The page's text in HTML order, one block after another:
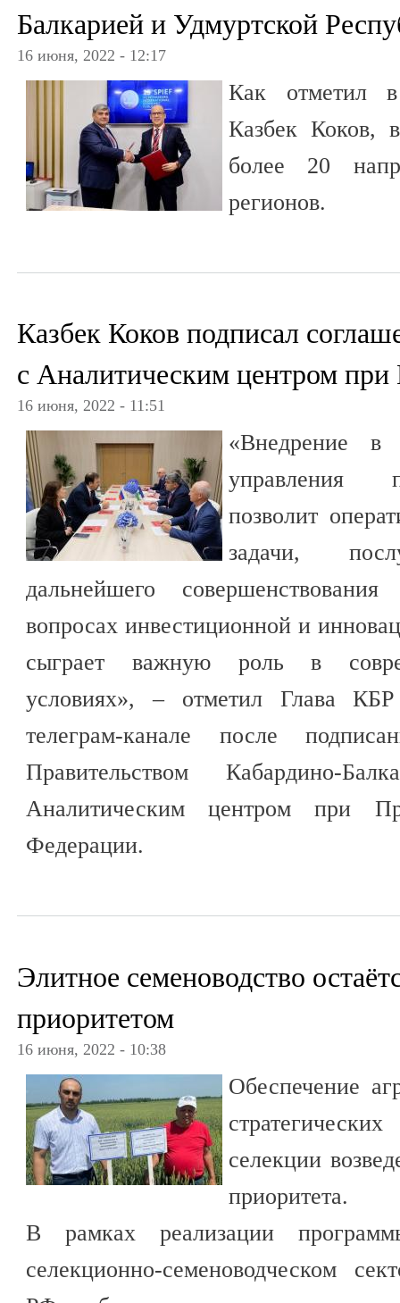
Балкарией и Удмуртской
16 июня, 2022 - 12:17
Как отметил в
Казбек Коков,
более 20
регионов.
Казбек Коков подписал
с Аналитическим центром при
16 июня, 2022 - 11:51
«Внедрение в
управления
позволит
задачи,
дальнейшего
вопросах инвестиционной и
сыграет важную роль в
условиях», – отметил Глава
телеграм-канале после
Правительством Кабардино-
Аналитическим центром при
Федерации.
Элитное семеноводство
приоритетом
16 июня, 2022 - 10:38
Обеспечение
селекции
приоритета.
В рамках реализации
селекционно-семеноводческом